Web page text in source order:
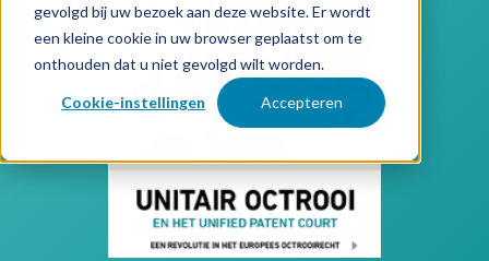
gevolgd bij uw bezoek aan deze website. Er wordt
een kleine cookie in uw browser geplaatst om te
onthouden dat u niet gevolgd wilt worden.
Cookie-instellingen Accepteren